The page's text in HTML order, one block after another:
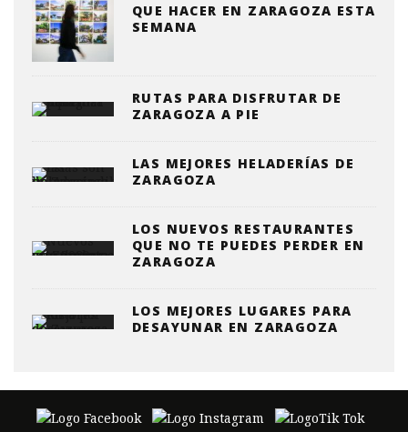
QUE HACER EN ZARAGOZA ESTA
SEMANA
RUTAS PARA DISFRUTAR DE
ZARAGOZA A PIE
LAS MEJORES HELADERÍAS DE
ZARAGOZA
LOS NUEVOS RESTAURANTES
QUE NO TE PUEDES PERDER EN
ZARAGOZA
LOS MEJORES LUGARES PARA
DESAYUNAR EN ZARAGOZA